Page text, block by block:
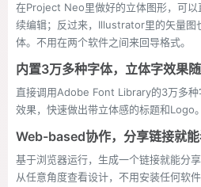
在Project Neo里做好的立体图形，可
续编辑；反过来，Illustrator里的矢量
体。不用在两个软件之间来回导格式。
内置3万多种字体，立体字效果
直接调用Adobe Font Library的3万多种
效果，快速做出带立体感的标题和Logo。
Web-based协作，分享链接就
基于浏览器运行，生成一个链接就能分
从任意角度查看设计，不用安装任何软件